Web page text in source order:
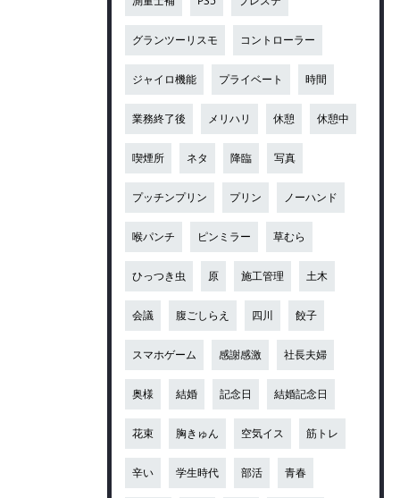
グランツーリスモ コントローラー
ジャイロ機能 プライベート 時間
業務終了後 メリハリ 休憩 休憩中
喫煙所 ネタ 降臨 写真
プッチンプリン プリン ノーハンド
喉パンチ ピンミラー 草むら
ひっつき虫 原 施工管理 土木
会議 腹ごしらえ 四川 餃子
スマホゲーム 感謝感激 社長夫婦
奥様 結婚 記念日 結婚記念日
花束 胸きゅん 空気イス 筋トレ
辛い 学生時代 部活 青春